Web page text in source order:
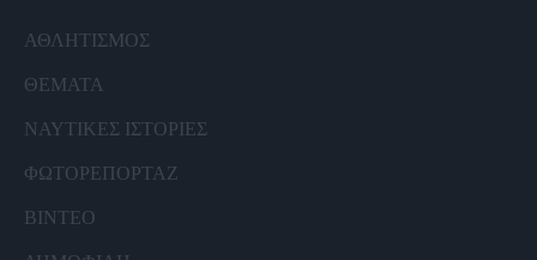
ΑΘΛΗΤΙΣΜΟΣ
ΘΕΜΑΤΑ
ΝΑΥΤΙΚΕΣ ΙΣΤΟΡΙΕΣ
ΦΩΤΟΡΕΠΟΡΤΑΖ
ΒΙΝΤΕΟ